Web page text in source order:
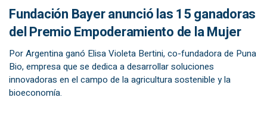
Fundación Bayer anunció las 15 ganadoras
del Premio Empoderamiento de la Mujer
Por Argentina ganó Elisa Violeta Bertini, co-fundadora de Puna
Bio, empresa que se dedica a desarrollar soluciones
innovadoras en el campo de la agricultura sostenible y la
bioeconomía.